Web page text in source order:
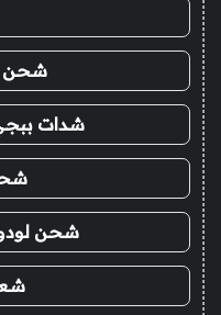
شحن
شدات
شحن